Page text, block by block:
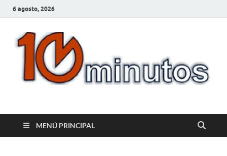
6 agosto, 2026
10minutos.com.uy
MENÚ PRINCIPAL